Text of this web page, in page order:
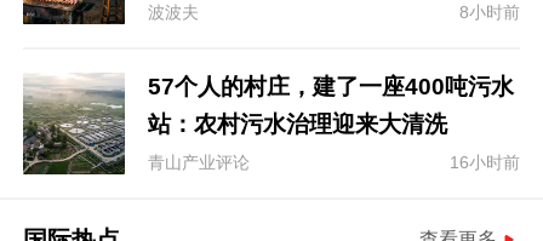
波波夫 8小时前
57个人的村庄，建了一座400吨污水
站：农村污水治理迎来大清洗
青山产业评论 16小时前